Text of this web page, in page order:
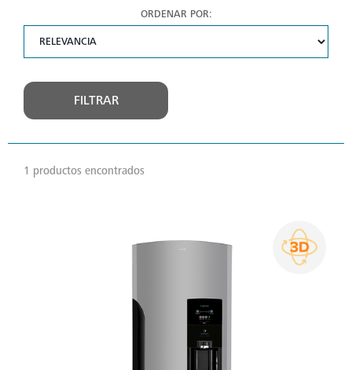
ORDENAR POR:
FILTRAR
1 productos encontrados
MÁS